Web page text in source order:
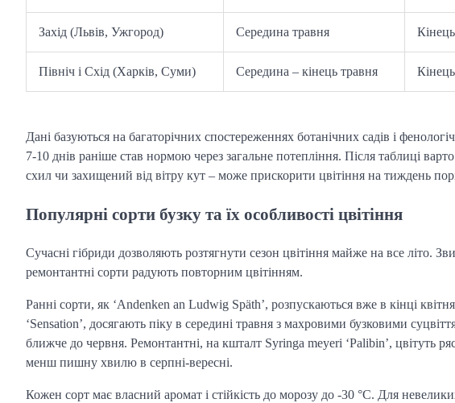
Захід (Львів, Ужгород) Середина травня
Північ і Схід (Харків, Суми) Середина – кінець травня
Дані базуються на багаторічних спостереженнях ботанічних садів і
7-10 днів раніше став нормою через загальне потепління. Після таблиці
схил чи захищений від вітру кут – може прискорити цвітіння на тиждень
Популярні сорти бузку та їх особливості цвітіння
Сучасні гібриди дозволяють розтягнути сезон цвітіння майже на все літо.
ремонтантні сорти радують повторним цвітінням.
Ранні сорти, як ‘Andenken an Ludwig Späth’, розпускаються вже в кінці
‘Sensation’, досягають піку в середині травня з махровими бузковими
ближче до червня. Ремонтантні, на кшталт Syringa meyeri ‘Palibin’, цвітуть
менш пишну хвилю в серпні-вересні.
Кожен сорт має власний аромат і стійкість до морозу до -30 °C. Для